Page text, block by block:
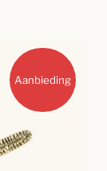
Aanbieding